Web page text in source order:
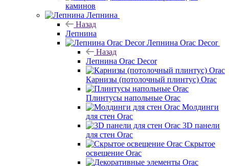
каминов
Лепнина
Назад
Лепнина
Лепнина Orac Decor
Назад
Лепнина Orac Decor
Карнизы (потолочный плинтус) Orac
Плинтусы напольные Orac
Молдинги
для стен Orac
3D панели
для стен Orac
Скрытое
освещение Orac